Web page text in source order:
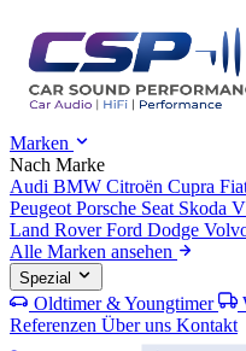
Marken
Nach Marke
Audi BMW Citroën Cupra
Peugeot Porsche Seat Skoda
Land RoverFord Dodge
Alle Marken ansehen
Spezial
Oldtimer & Youngtimer
Referenzen Über uns Kontakt